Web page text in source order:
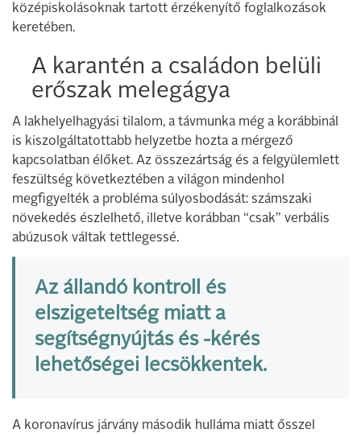
középiskolásoknak tartott érzékenyítő foglalkozások
keretében.
A karantén a családon belüli
erőszak melegágya
A lakhelyelhagyási tilalom, a távmunka még a korábbinál
is kiszolgáltatottabb helyzetbe hozta a mérgező
kapcsolatban élőket. Az összezártság és a felgyülemlett
feszültség következtében a világon mindenhol
megfigyelték a probléma súlyosbodását: számszaki
növekedés észlelhető, illetve korábban “csak” verbális
abúzusok váltak tettlegessé.
Az állandó kontroll és
elszigeteltség miatt a
segítségnyújtás és -kérés
lehetőségei lecsökkentek.
A koronavírus járvány második hulláma miatt ősszel